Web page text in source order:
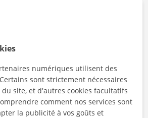
Allemand
Droit
Russe
numériques utilisent des
sont strictement nécessaires
site, et d'autres cookies facultatifs
comment nos services sont
la publicité à vos goûts et